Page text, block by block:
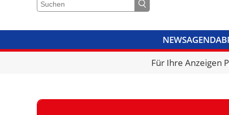
NEWSAGENDA
VIDEOSBIBLIOTHEK
Für Ihre Anzeigen